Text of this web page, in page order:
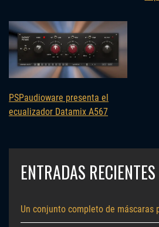
PSPaudioware presenta el
ecualizador Datamix A567
ENTRADAS RECIENTES
Un conjunto completo de máscaras